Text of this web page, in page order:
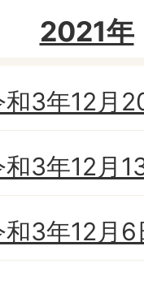
2021年
3年12月
3年12月
3年12月